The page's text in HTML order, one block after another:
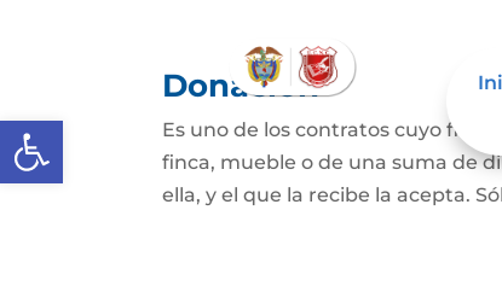
Abrir barra de herramientas
Donación
Es uno de los contratos cuyo fin
finca, mueble o de una suma de
ella, y el que la recibe la acepta.